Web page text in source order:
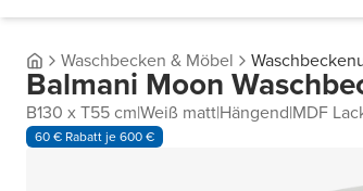
Waschbecken & Möbel
Balmani Moon
B130 x T55 cm|Weiß matt|Hängend|MDF
60 € Rabatt je 600 €